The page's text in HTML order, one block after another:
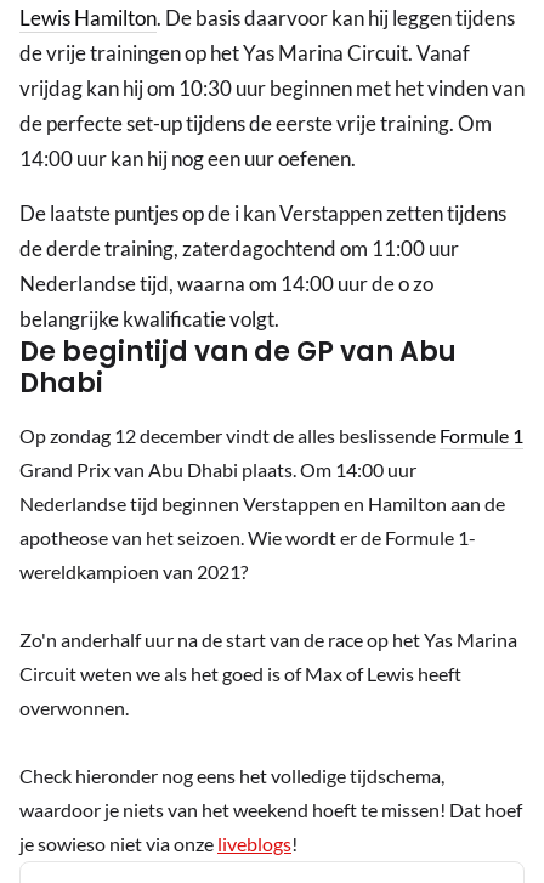
Lewis Hamilton. De basis daarvoor kan hij leggen tijdens
de vrije trainingen op het Yas Marina Circuit. Vanaf
vrijdag kan hij om 10:30 uur beginnen met het vinden van
de perfecte set-up tijdens de eerste vrije training. Om
14:00 uur kan hij nog een uur oefenen.
De laatste puntjes op de i kan Verstappen zetten tijdens
de derde training, zaterdagochtend om 11:00 uur
Nederlandse tijd, waarna om 14:00 uur de o zo
belangrijke kwalificatie volgt.
De begintijd van de GP van Abu
Dhabi
Op zondag 12 december vindt de alles beslissende Formule 1
Grand Prix van Abu Dhabi plaats. Om 14:00 uur
Nederlandse tijd beginnen Verstappen en Hamilton aan de
apotheose van het seizoen. Wie wordt er de Formule 1-
wereldkampioen van 2021?
Zo'n anderhalf uur na de start van de race op het Yas Marina
Circuit weten we als het goed is of Max of Lewis heeft
overwonnen.
Check hieronder nog eens het volledige tijdschema,
waardoor je niets van het weekend hoeft te missen! Dat hoef
je sowieso niet via onze liveblogs!